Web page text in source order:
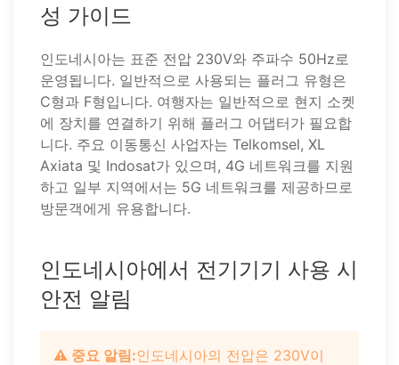
성 가이드
인도네시아는 표준 전압 230V와 주파수 50Hz로
운영됩니다. 일반적으로 사용되는 플러그 유형은
C형과 F형입니다. 여행자는 일반적으로 현지 소켓
에 장치를 연결하기 위해 플러그 어댑터가 필요합
니다. 주요 이동통신 사업자는 Telkomsel, XL
Axiata 및 Indosat가 있으며, 4G 네트워크를 지원
하고 일부 지역에서는 5G 네트워크를 제공하므로
방문객에게 유용합니다.
인도네시아에서 전기기기 사용 시
안전 알림
⚠️ 중요 알림:인도네시아의 전압은 230V이